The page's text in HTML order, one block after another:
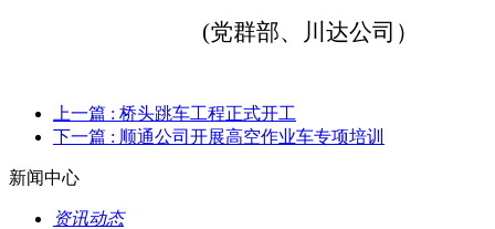
(党群部、川达公司）
上一篇 : 桥头跳车工程正式开工
下一篇 : 顺通公司开展高空作业车专项培训
新闻中心
资讯动态